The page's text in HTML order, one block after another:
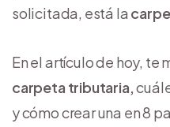
solicitada, está la
En el artículo de hoy, te
carpeta tributaria,
y cómo crear una en 8